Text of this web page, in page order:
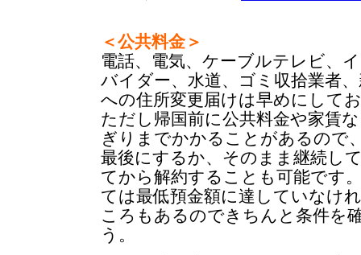
＜公共料金＞
電話、電気、ケーブルテレビ、
バイダー、水道、ゴミ収拾業者
への住所変更届けは早めにして
ただし帰国前に公共料金や家賃
ぎりまでかかることがあるので
最後にするか、そのまま継続し
てから解約することも可能です
ては最低預金額に達していなけ
ころもあるのできちんと条件を
う。